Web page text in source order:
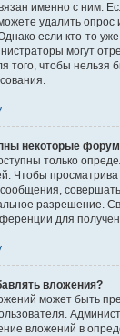
именно с ним.
удалить
если кто-то
могут
того, чтобы нельзя
некоторые
только
Чтобы
разрешение.
для
вложения?
может быть
вложений в